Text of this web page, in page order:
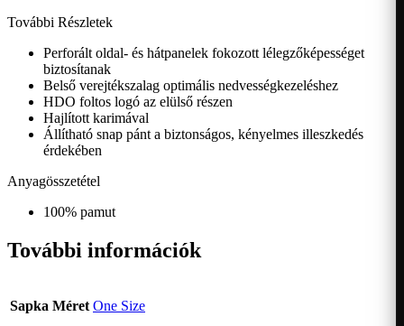
További Részletek
Perforált oldal- és hátpanelek fokozott lélegzőképességet
biztosítanak
Belső verejtékszalag optimális nedvességkezeléshez
HDO foltos logó az elülső részen
Hajlított karimával
Állítható snap pánt a biztonságos, kényelmes illeszkedés
érdekében
Anyagösszetétel
100% pamut
További információk
Sapka Méret One Size